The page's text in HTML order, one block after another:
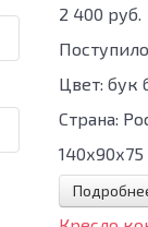
2 400 руб.
Цвет: бук
Страна:
140х90х75